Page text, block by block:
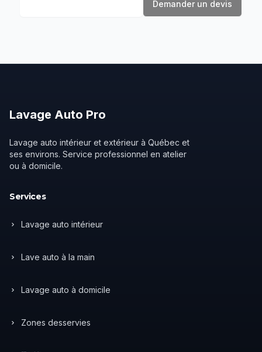
Demander un devis
Lavage Auto Pro
Lavage auto intérieur et extérieur à Québec et
ses environs. Service professionnel en atelier
ou à domicile.
Services
Lavage auto intérieur
Lave auto à la main
Lavage auto à domicile
Zones desservies